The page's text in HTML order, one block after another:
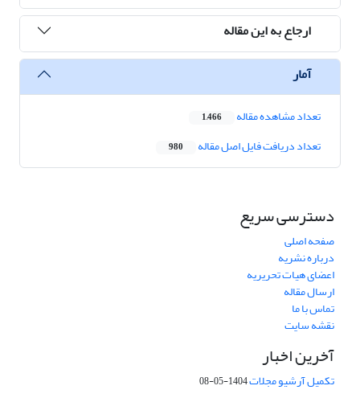
ارجاع به این مقاله
آمار
تعداد مشاهده مقاله 1,466
تعداد دریافت فایل اصل مقاله 980
دسترسی سریع
صفحه اصلی
درباره نشریه
اعضای هیات تحریریه
ارسال مقاله
تماس با ما
نقشه سایت
آخرین اخبار
تکمیل آرشیو مجلات1404-05-08